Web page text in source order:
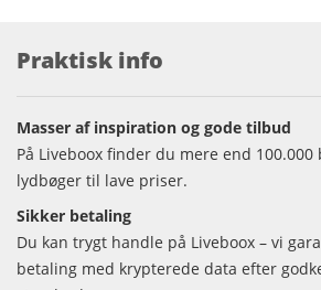
Praktisk info
Masser af inspiration og gode tilbud
På Liveboox finder du mere end 100.000
lydbøger til lave priser.
Sikker betaling
Du kan trygt handle på Liveboox – vi
betaling med krypterede data efter